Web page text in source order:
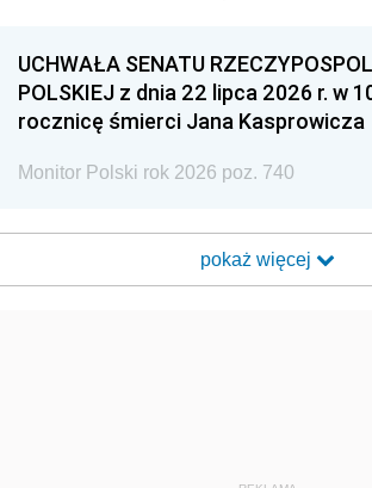
UCHWAŁA SENATU
POLSKIEJ z dnia 22 lipca 2026 r. w
rocznicę śmierci Jana Kasprowicza
Monitor Polski rok 2026 poz. 740
pokaż więcej